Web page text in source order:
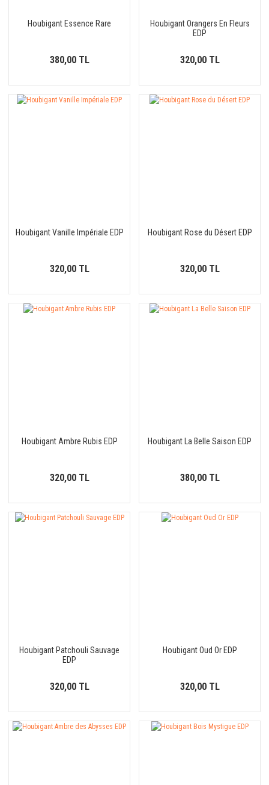
Houbigant Essence Rare
380,00 TL
Houbigant Orangers En Fleurs
EDP
320,00 TL
Houbigant Vanille Impériale EDP
320,00 TL
Houbigant Rose du Désert EDP
320,00 TL
Houbigant Ambre Rubis EDP
320,00 TL
Houbigant La Belle Saison EDP
380,00 TL
Houbigant Patchouli Sauvage
EDP
320,00 TL
Houbigant Oud Or EDP
320,00 TL